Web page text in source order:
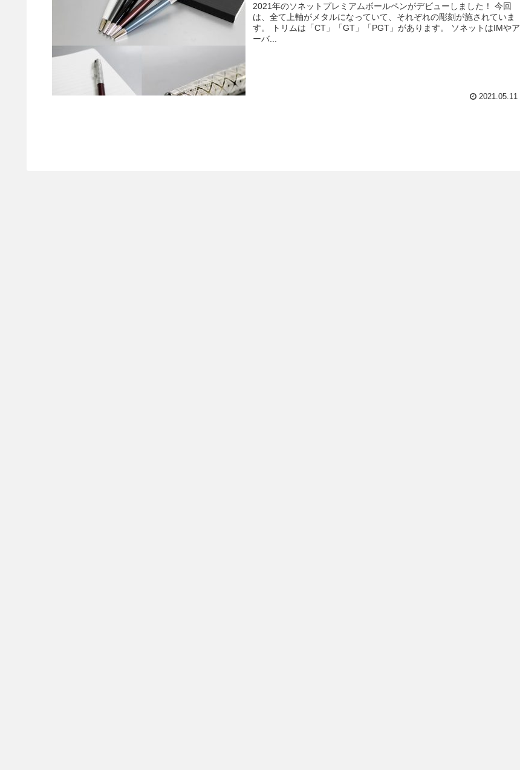
2021年のソネットプレミアムボールペンがデビューしました！ 今回
は、全て上軸がメタルになっていて、それぞれの彫刻が施されていま
す。 トリムは「CT」「GT」「PGT」があります。 ソネットはIMやア
ーバ...
2021.05.11